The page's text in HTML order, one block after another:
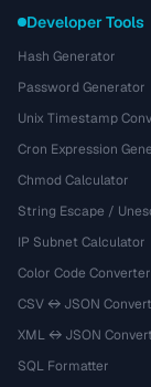
Developer Tools
Hash Generator
Password Generator
Unix Timestamp
Cron Expression
Chmod Calculator
String Escape /
IP Subnet Calculator
Color Code Converter
CSV ↔ JSON
XML ↔ JSON
SQL Formatter